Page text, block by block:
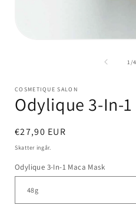
1 /av
4
COSMETIQUE SALON
Odylique 3-In-1
Ordinarie
pris
€27,90 EUR
Skatter ingår.
Odylique 3-In-1 Maca Mask